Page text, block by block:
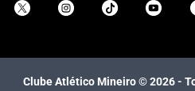
Clube Atlético Mineiro ©2026-